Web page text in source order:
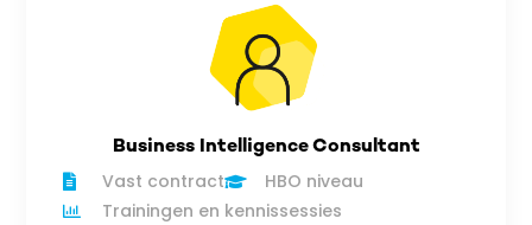
Business Intelligence Consultant
Vast contract
HBO niveau
Trainingen en kennissessies